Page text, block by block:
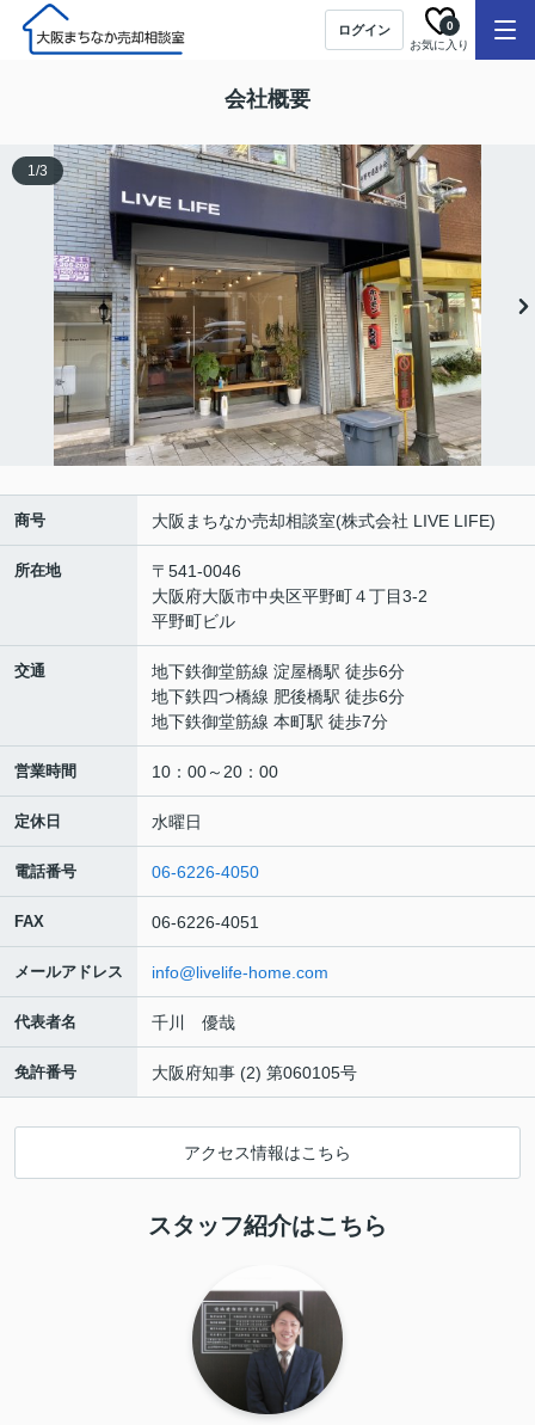
ログイン
お気に入り
0
会社概要
1/3
商号 大阪まちなか売却相談室(株式会社 LIVE LIFE)
所在地
〒541-0046
大阪府大阪市中央区平野町４丁目3-2
平野町ビル
交通
地下鉄御堂筋線 淀屋橋駅 徒歩6分
地下鉄四つ橋線 肥後橋駅 徒歩6分
地下鉄御堂筋線 本町駅 徒歩7分
営業時間 10：00～20：00
定休日 水曜日
電話番号 06-6226-4050
FAX 06-6226-4051
メールアドレス info@livelife-home.com
代表者名 千川 優哉
免許番号 大阪府知事 (2) 第060105号
アクセス情報はこちら
スタッフ紹介はこちら